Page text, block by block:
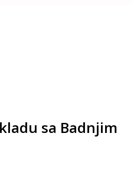
sa Badnjim